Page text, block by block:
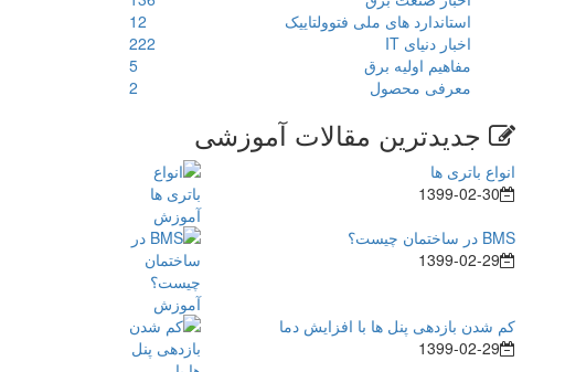
استاندارد های ملی فتوولتاییک
12
اخبار دنیای IT
222
مفاهیم اولیه برق
5
معرفی محصول
2
جدیدترین مقالات آموزشی
انواع باتری ها
1399-02-30
BMS در ساختمان چیست؟
1399-02-29
کم شدن بازدهی پنل ها با افزایش دما
1399-02-29